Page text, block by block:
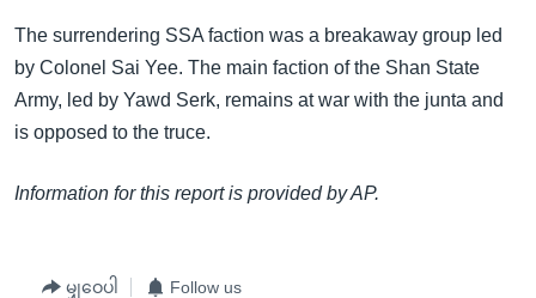
ကျော်
ရန်
The surrendering SSA faction was a breakaway group led
by Colonel Sai Yee. The main faction of the Shan State
Army, led by Yawd Serk, remains at war with the junta and
is opposed to the truce.
Information for this report is provided by AP.
မျှဝေပါ Follow us